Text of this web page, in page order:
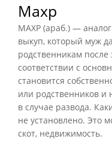
Махр
МАХР (араб.) — аналог
выкуп, который муж
родственникам
соответствии с
становится
или родственников и
в случае развода.
не установлено. Это
скот, недвижимость.